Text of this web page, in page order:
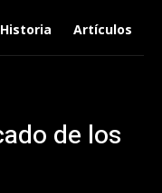
Historia Artículos
de los